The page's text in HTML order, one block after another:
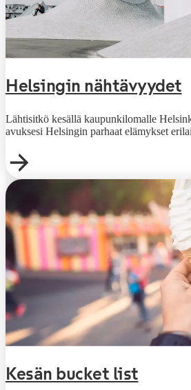
Helsingin nähtävyydet
Lähtisitkö kesällä kaupunkilomalle
avuksesi Helsingin parhaat elämykset
Kesän bucket list